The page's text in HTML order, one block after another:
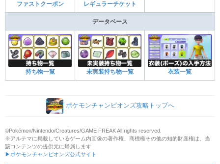
ファストクーポン レギュラーチケット
データベース
持ち物一覧 未実装持ち物一覧 衣装一覧
ポケモンチャンピオンズ攻略トップへ
©Pokémon/Nintendo/Creatures/GAME FREAK All rights reserved.
※アルテマに掲載しているゲーム内画像の著作権、商標権その他の知的財産権は、当
該コンテンツの提供元に帰属します
▶ポケモンチャンピオンズ公式サイト